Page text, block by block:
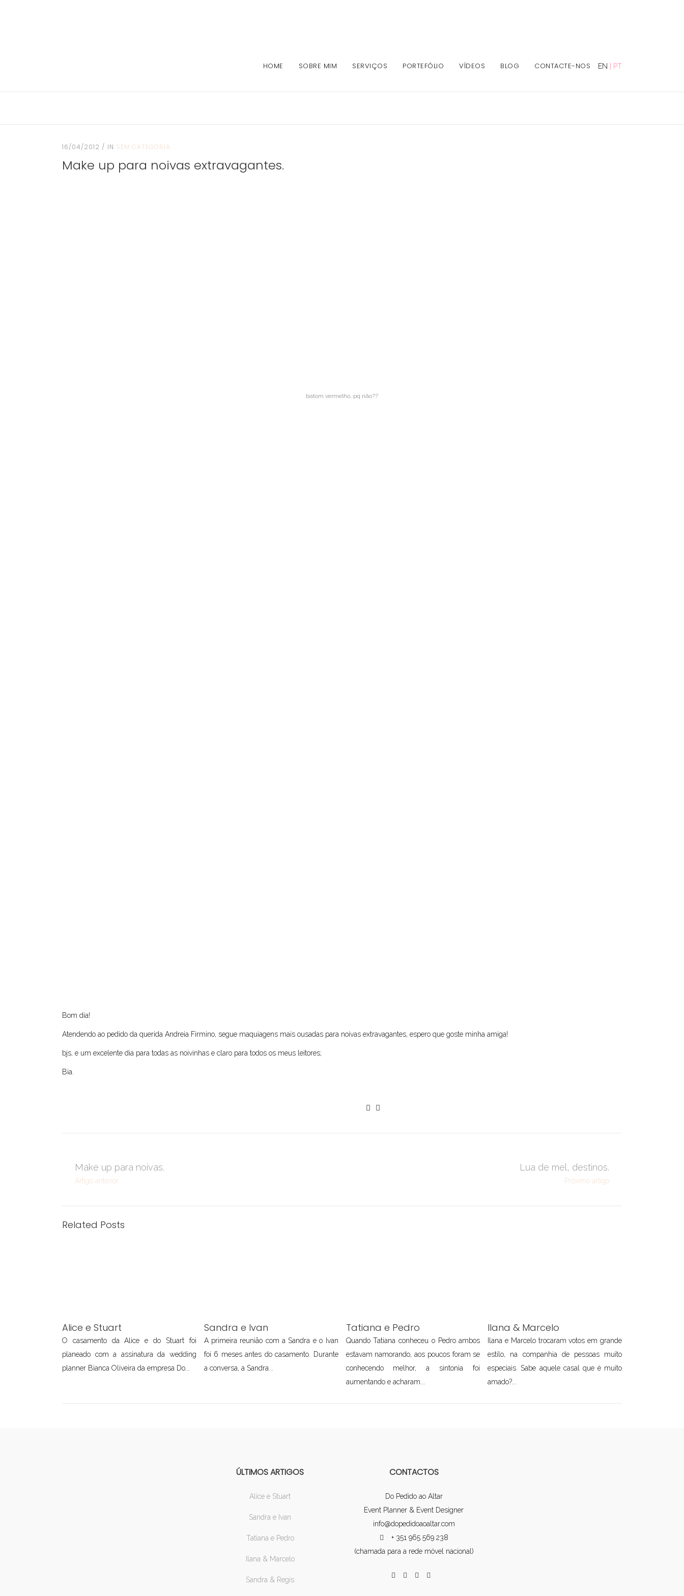
HOME SOBRE MIM SERVIÇOS PORTEFÓLIO VÍDEOS BLOG CONTACTE-NOS EN | PT
16/04/2012 IN SEM CATEGORIA
Make up para noivas extravagantes.
batom vermelho, pq não??
Bom dia!
Atendendo ao pedido da querida Andreia Firmino, segue maquiagens mais ousadas para noivas extravagantes, espero que goste minha amiga!
bjs, e um excelente dia para todas as noivinhas e claro para todos os meus leitores;
Bia.
Make up para noivas.
Artigo anterior
Lua de mel, destinos.
Próximo artigo
Related Posts
Alice e Stuart
O casamento da Alice e do Stuart foi
planeado com a assinatura da wedding
planner Bianca Oliveira da empresa Do...
Sandra e Ivan
A primeira reunião com a Sandra e o Ivan
foi 6 meses antes do casamento. Durante
a conversa, a Sandra...
Tatiana e Pedro
Quando Tatiana conheceu o Pedro ambos
estavam namorando, aos poucos foram se
conhecendo melhor, a sintonia foi
aumentando e acharam...
Ilana & Marcelo
Ilana e Marcelo trocaram votos em grande
estilo, na companhia de pessoas muito
especiais. Sabe aquele casal que é muito
amado?...
ÚLTIMOS ARTIGOS
Alice e Stuart
Sandra e Ivan
Tatiana e Pedro
Ilana & Marcelo
Sandra & Regis
CONTACTOS
Do Pedido ao Altar
Event Planner & Event Designer
info@dopedidoaoaltar.com
+ 351 965 569 238
(chamada para a rede móvel nacional)